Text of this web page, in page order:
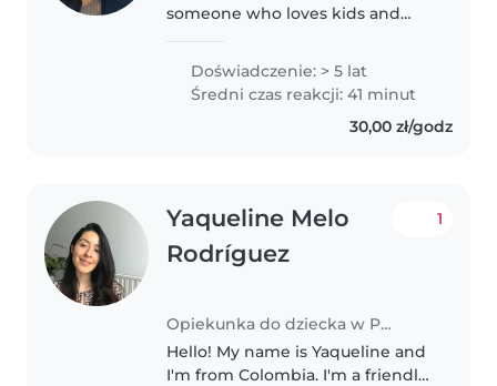
someone who loves kids and
them,l have more than 5 years of
experience with kids of different
ages and different conditions.l..
Doświadczenie: > 5 lat
Średni czas reakcji: 41 minut
30,00 zł/godz
Yaqueline Melo
Rodríguez
Opiekunka do dziecka w Poznań
1
Hello! My name is Yaqueline and
I'm from Colombia. I'm a friendly